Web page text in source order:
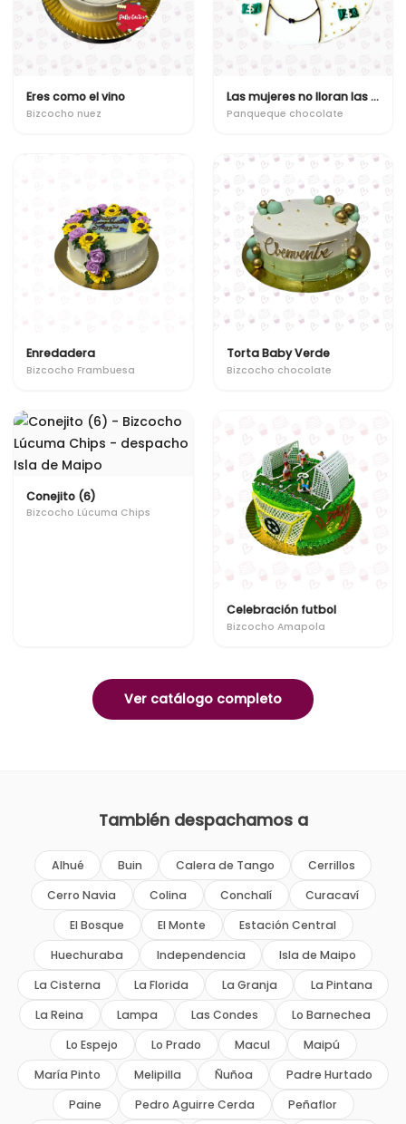
Eres como el vino
Bizcocho nuez
Las mujeres no lloran las mujeres facturan
Panqueque chocolate
Enredadera
Bizcocho Frambuesa
Torta Baby Verde
Bizcocho chocolate
Conejito (6)
Bizcocho Lúcuma Chips
Celebración futbol
Bizcocho Amapola
Ver catálogo completo
También despachamos a
Alhué Buin Calera de Tango
Cerrillos
Cerro Navia
Colina Conchalí
Curacaví
El Bosque
El Monte
Estación Central
Huechuraba
Independencia
Isla de Maipo
La Cisterna
La Florida La Granja
La Pintana
La Reina
Lampa Las Condes
Lo Barnechea
Lo Espejo
Lo Prado Macul
Maipú
María Pinto
Melipilla Ñuñoa
Padre Hurtado
Paine
Pedro Aguirre Cerda Peñaflor